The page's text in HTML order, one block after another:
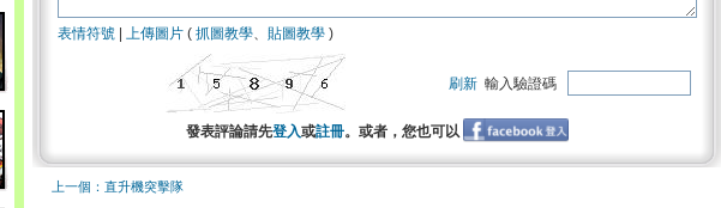
表情符號 上傳圖片 ( 抓圖教學、 貼圖教學 )
刷新 輸入驗證碼
發表評論請先登入或註冊。或者，您也可以
上一個：直升機突擊隊